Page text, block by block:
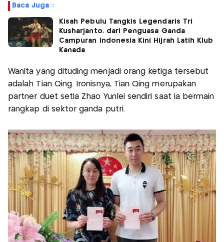
Baca Juga :
Kisah Pebulu Tangkis Legendaris Tri
Kusharjanto, dari Penguasa Ganda
Campuran Indonesia Kini Hijrah Latih Klub
Kanada
Wanita yang dituding menjadi orang ketiga tersebut
adalah Tian Qing. Ironisnya, Tian Qing merupakan
partner duet setia Zhao Yunlei sendiri saat ia bermain
rangkap di sektor ganda putri.